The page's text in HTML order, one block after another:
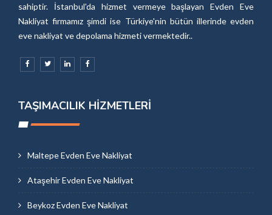
sahiptir. İstanbul'da hizmet vermeye başlayan Evden Eve
Nakliyat firmamız şimdi ise Türkiye'nin bütün illerinde evden
eve nakliyat ve depolama hizmeti vermektedir..
TAŞIMACILIK HIZMETLERI
Maltepe Evden Eve Nakliyat
Ataşehir Evden Eve Nakliyat
Beykoz Evden Eve Nakliyat